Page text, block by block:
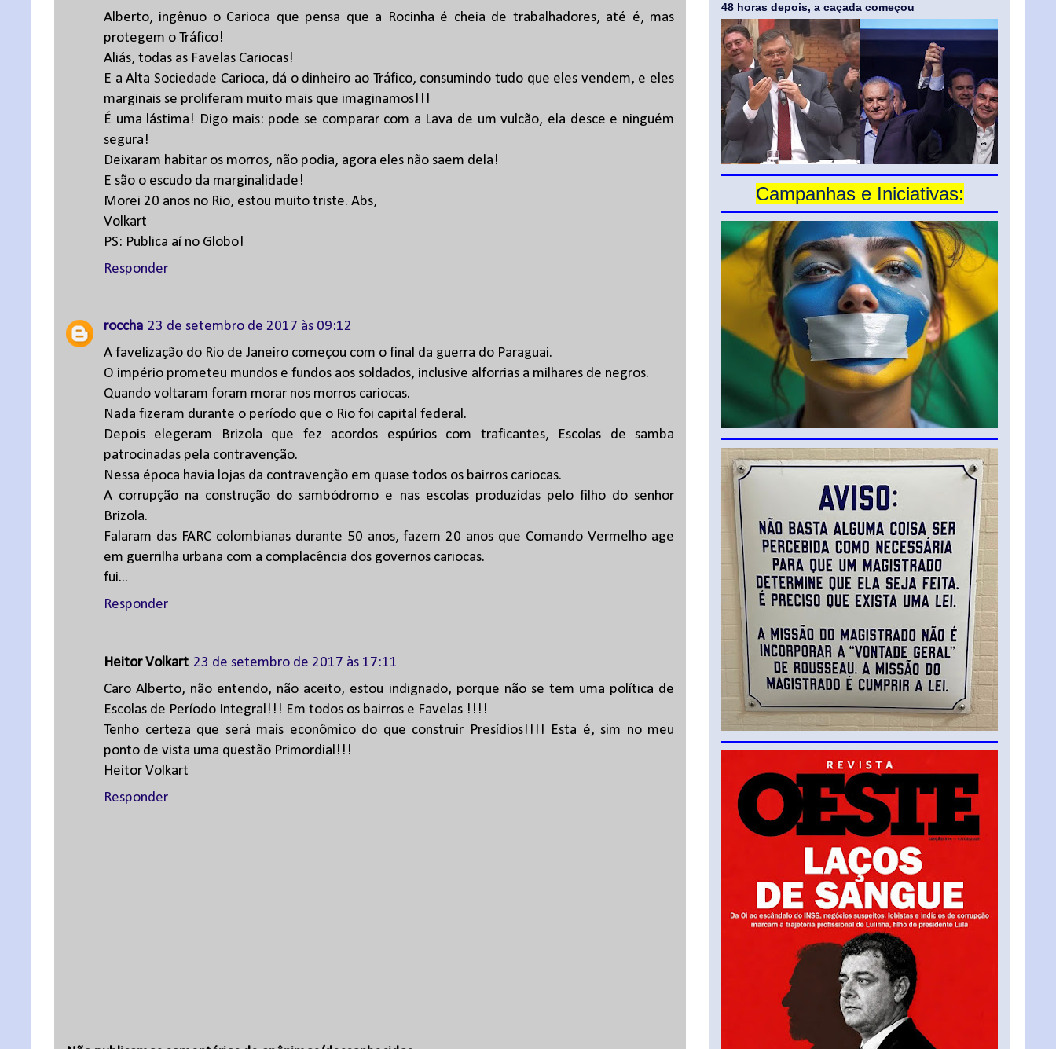
Alberto, ingênuo o Carioca que pensa que a Rocinha é cheia de trabalhadores, até é, mas
protegem o Tráfico!
Aliás, todas as Favelas Cariocas!
E a Alta Sociedade Carioca, dá o dinheiro ao Tráfico, consumindo tudo que eles vendem, e eles
marginais se proliferam muito mais que imaginamos!!!
É uma lástima! Digo mais: pode se comparar com a Lava de um vulcão, ela desce e ninguém
segura!
Deixaram habitar os morros, não podia, agora eles não saem dela!
E são o escudo da marginalidade!
Morei 20 anos no Rio, estou muito triste. Abs,
Volkart
PS: Publica aí no Globo!
Responder
roccha 23 de setembro de 2017 às 09:12
A favelização do Rio de Janeiro começou com o final da guerra do Paraguai.
O império prometeu mundos e fundos aos soldados, inclusive alforrias a milhares de negros.
Quando voltaram foram morar nos morros cariocas.
Nada fizeram durante o período que o Rio foi capital federal.
Depois elegeram Brizola que fez acordos espúrios com traficantes, Escolas de samba
patrocinadas pela contravenção.
Nessa época havia lojas da contravenção em quase todos os bairros cariocas.
A corrupção na construção do sambódromo e nas escolas produzidas pelo filho do senhor
Brizola.
Falaram das FARC colombianas durante 50 anos, fazem 20 anos que Comando Vermelho age
em guerrilha urbana com a complacência dos governos cariocas.
fui...
Responder
Heitor Volkart 23 de setembro de 2017 às 17:11
Caro Alberto, não entendo, não aceito, estou indignado, porque não se tem uma política de
Escolas de Período Integral!!! Em todos os bairros e Favelas !!!!
Tenho certeza que será mais econômico do que construir Presídios!!!! Esta é, sim no meu
ponto de vista uma questão Primordial!!!
Heitor Volkart
Responder
48 horas depois, a caçada começou
Campanhas e Iniciativas: